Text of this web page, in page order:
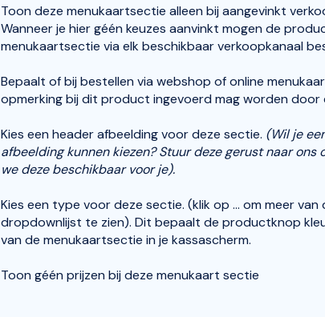
Toon deze menukaartsectie alleen bij aangevinkt
Wanneer je hier géén keuzes aanvinkt mogen de
menukaartsectie via elk beschikbaar verkoopkanaal
Bepaalt of bij bestellen via webshop of online
opmerking bij dit product ingevoerd mag worden door
Kies een header afbeelding voor deze sectie. (Wil je
afbeelding kunnen kiezen? Stuur deze gerust naar ons
we deze beschikbaar voor je).
Kies een type voor deze sectie. (klik op ... om meer van
dropdownlijst te zien). Dit bepaalt de productknop
van de menukaartsectie in je kassascherm.
Toon géén prijzen bij deze menukaart sectie